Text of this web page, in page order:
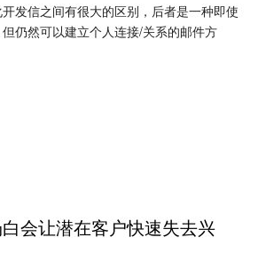
发信之间有很大的区别，后者是一种即使
仍然可以建立个人连接/关系的邮件方
会让潜在客户快速失去兴